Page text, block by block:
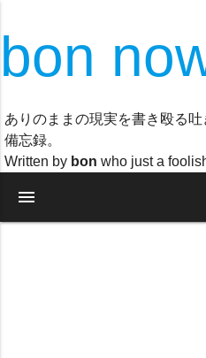
bon
ありのままの現実を書き殴る
備忘録。
Written by bon who just a
menu